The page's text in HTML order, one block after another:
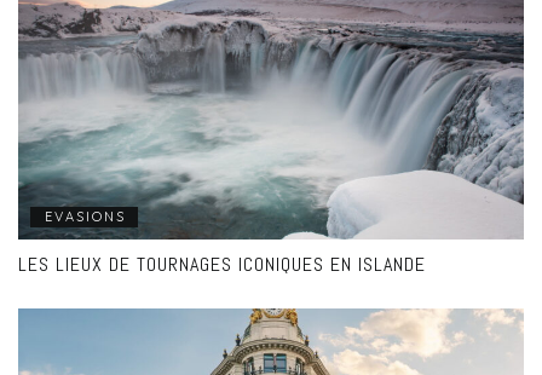
EVASIONS
LES LIEUX DE TOURNAGES ICONIQUES EN ISLANDE